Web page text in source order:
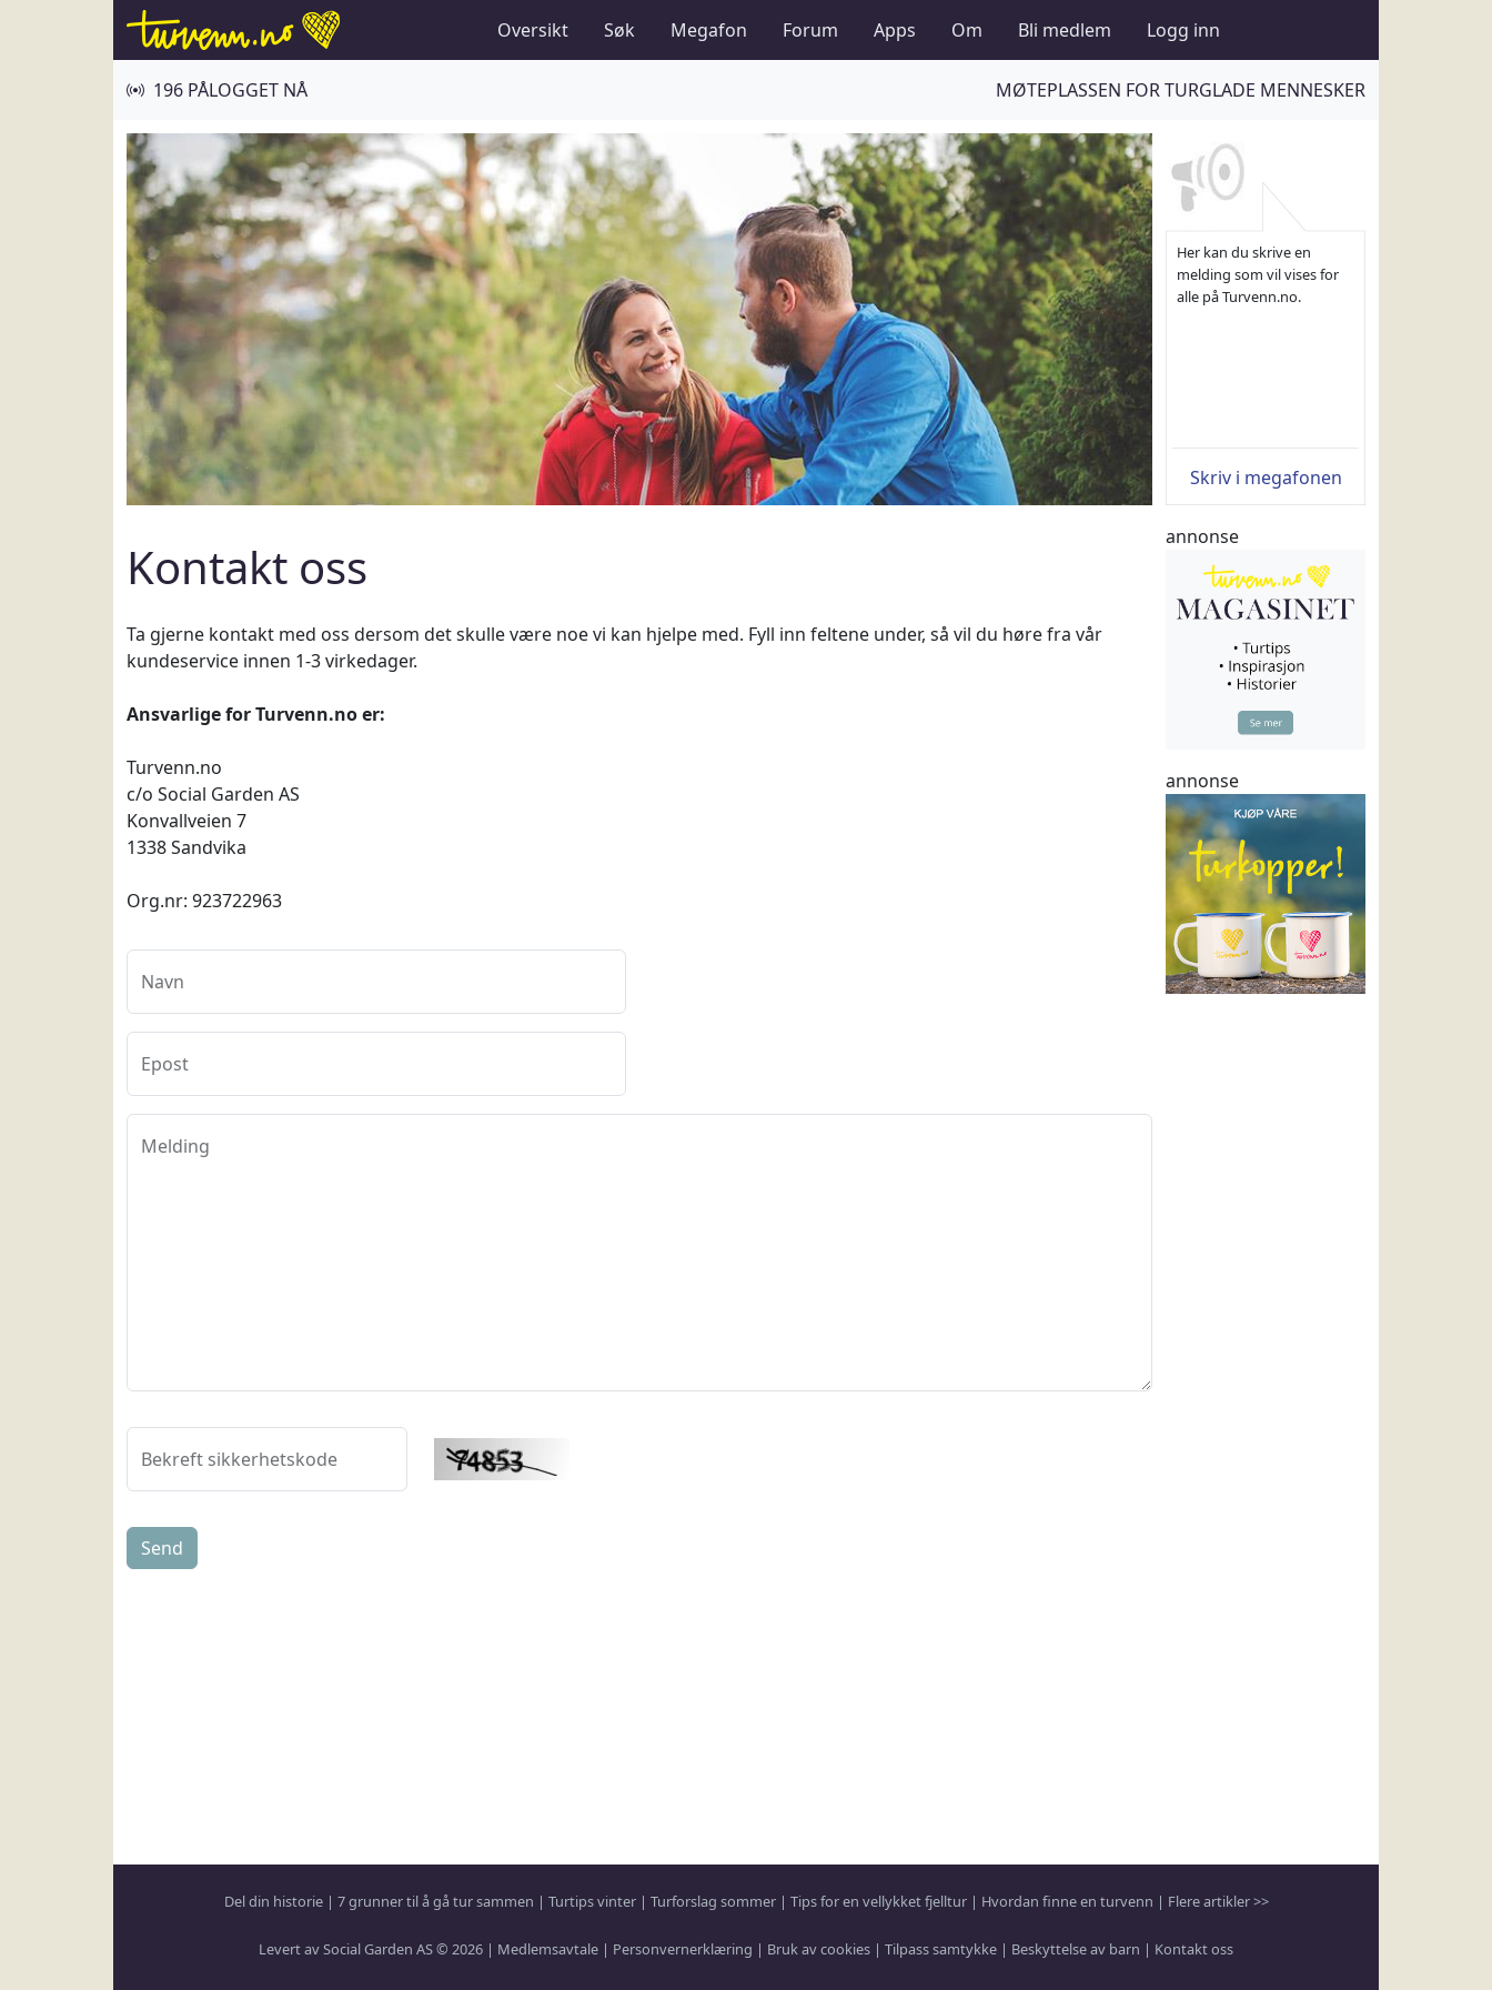
Oversikt Søk Megafon Forum Apps Om Bli medlem Logg inn
196 PÅLOGGET NÅ MØTEPLASSEN FOR TURGLADE MENNESKER
Kontakt oss
Ta gjerne kontakt med oss dersom det skulle være noe vi kan hjelpe med. Fyll inn feltene under, så vil du høre fra vår
kundeservice innen 1-3 virkedager.
Ansvarlige for Turvenn.no er:
Turvenn.no
c/o Social Garden AS
Konvallveien 7
1338 Sandvika
Org.nr: 923722963
Navn
Epost
Melding
Bekreft sikkerhetskode
Her kan du skrive en
melding som vil vises for
alle på Turvenn.no.
Skriv i megafonen
annonse
annonse
Del din historie| 7 grunner til å gå tur sammen | Turtips vinter| Turforslag sommer| Tips for en vellykket fjelltur| Hvordan finne en turvenn | Flere artikler >>
Levert av Social Garden AS © 2026 | Medlemsavtale | Personvernerklæring | Bruk av cookies | Tilpass samtykke | Beskyttelse av barn | Kontakt oss